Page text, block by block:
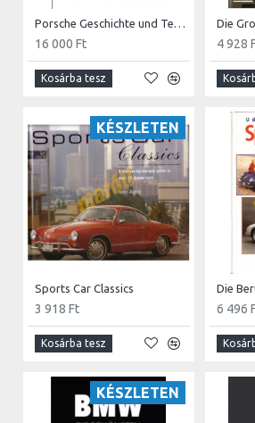
Porsche Geschichte und Technik der Renn- und Sportwagen
16 000 Ft
Kosárba tesz
4 928
KÉSZLETEN
Sports Car Classics
3 918 Ft
Kosárba tesz
6 496
KÉSZLETEN